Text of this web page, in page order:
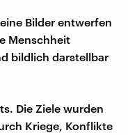
Bilder entwerfen
Menschheit
bildlich darstellbar
Die Ziele wurden
Kriege, Konflikte